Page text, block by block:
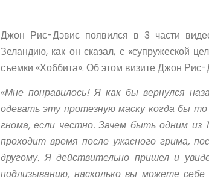
Джон Рис-Дэвис появился в 3 части
Зеландию, как он сказал, с «супружеской
съемки «Хоббита». Об этом визите Джон Рис-
«Мне понравилось! Я как бы вернулся
одевать эту протезную маску когда бы
гнома, если честно. Зачем быть одним
проходит время после ужасного грима,
другому. Я действительно пришел и
подлизыванию, насколько вы можете